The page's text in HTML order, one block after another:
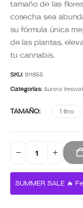
tamaño de las
cosecha sea
su fórmula única
de las plantas,
tu cannabis.
SKU: 811855
Categorías: Aurora
TAMAÑO 1 litro
SUMMER SALE 🔥